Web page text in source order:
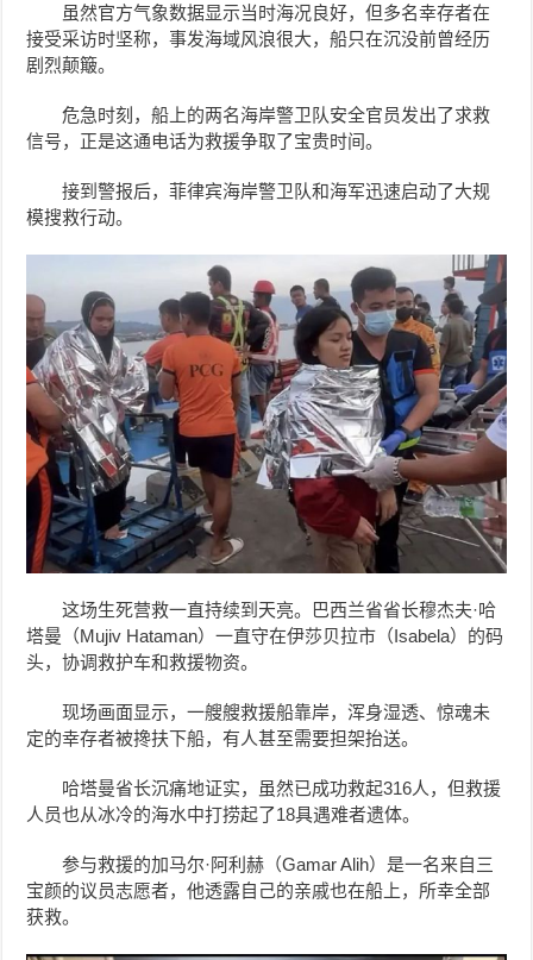
虽然官方气象数据显示当时海况良好，但多名幸存者在
接受采访时坚称，事发海域风浪很大，船只在沉没前曾经历
剧烈颠簸。
危急时刻，船上的两名海岸警卫队安全官员发出了求救
信号，正是这通电话为救援争取了宝贵时间。
接到警报后，菲律宾海岸警卫队和海军迅速启动了大规
模搜救行动。
这场生死营救一直持续到天亮。巴西兰省省长穆杰夫·哈
塔曼（Mujiv Hataman）一直守在伊莎贝拉市（Isabela）的码
头，协调救护车和救援物资。
现场画面显示，一艘艘救援船靠岸，浑身湿透、惊魂未
定的幸存者被搀扶下船，有人甚至需要担架抬送。
哈塔曼省长沉痛地证实，虽然已成功救起316人，但救援
人员也从冰冷的海水中打捞起了18具遇难者遗体。
参与救援的加马尔·阿利赫（Gamar Alih）是一名来自三
宝颜的议员志愿者，他透露自己的亲戚也在船上，所幸全部
获救。